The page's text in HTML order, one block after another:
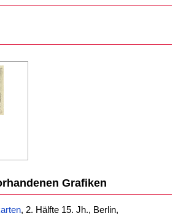
Grafiken
, 2. Hälfte 15. Jh., Berlin,